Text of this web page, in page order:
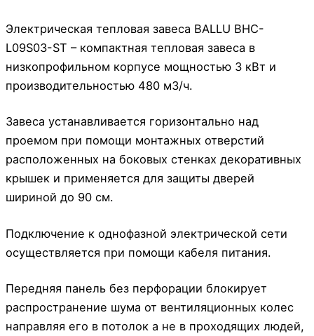
Электрическая тепловая завеса BALLU BHC-
L09S03-ST – компактная тепловая завеса в
низкопрофильном корпусе мощностью 3 кВт и
производительностью 480 м3/ч.
Завеса устанавливается горизонтально над
проемом при помощи монтажных отверстий
расположенных на боковых стенках декоративных
крышек и применяется для защиты дверей
шириной до 90 см.
Подключение к однофазной электрической сети
осуществляется при помощи кабеля питания.
Передняя панель без перфорации блокирует
распространение шума от вентиляционных колес
направляя его в потолок а не в проходящих людей,